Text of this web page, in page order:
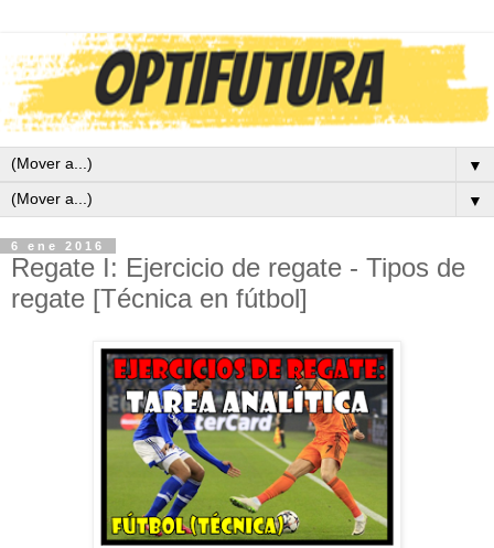
▼
▼
6 ene 2016
Regate I: Ejercicio de regate - Tipos de
regate [Técnica en fútbol]